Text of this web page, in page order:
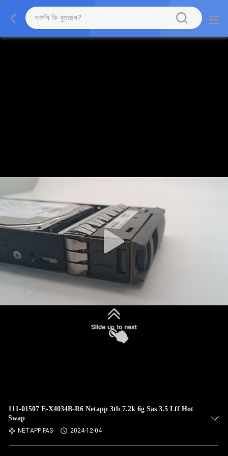
111-01507 E-X4034B-R6 Netapp 3tb 7.2k 6g Sas 3.5 Lff Hot
Swap
NETAPP FAS 2024-12-04